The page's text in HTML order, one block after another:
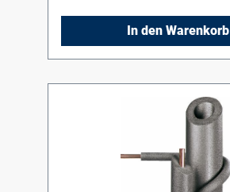
In den Warenkorb